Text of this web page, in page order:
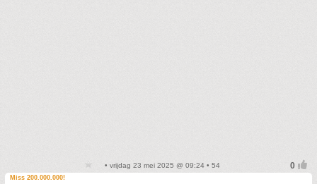
• vrijdag 23 mei 2025 @ 09:24 • 54
Miss 200.000.000!